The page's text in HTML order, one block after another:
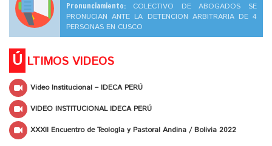
Pronunciamiento: COLECTIVO DE ABOGADOS SE
PRONUCIAN ANTE LA DETENCION ARBITRARIA DE 4
PERSONAS EN CUSCO
Ú LTIMOS VIDEOS
Video Institucional – IDECA PERÚ
VIDEO INSTITUCIONAL IDECA PERÚ
XXXII Encuentro de Teología y Pastoral Andina / Bolivia 2022